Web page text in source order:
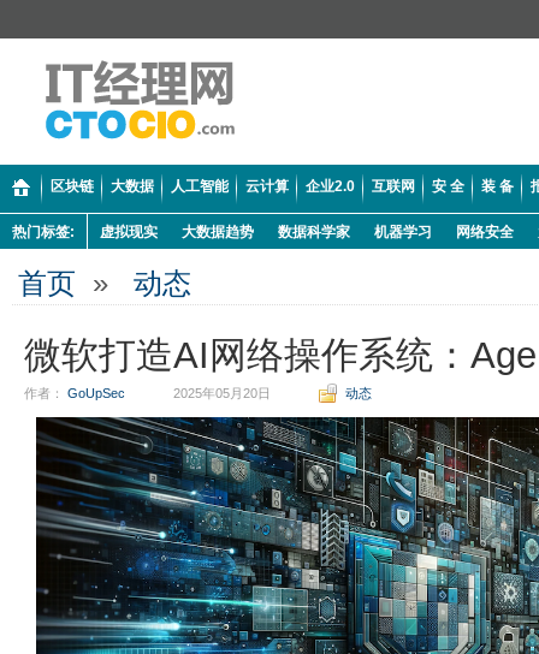
区块链 大数据 人工智能 云计算 企业2.0 互联网 安 全 装 备
热门标签: 虚拟现实 大数据趋势 数据科学家 机器学习 网络安全
首页 » 动态
微软打造AI网络操作系统：
作者： GoUpSec 2025年05月20日 动态